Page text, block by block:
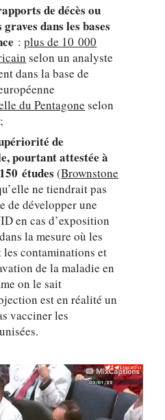
de décès ou
dans les bases
:plus de 10 000
selon un analyste
dans la base de
du Pentagone selon
de
pourtant attestée à
études (Brownstone
ne tiendrait pas
de développer une
en cas d’exposition
la mesure où les
contaminations et
de la maladie en
on le sait
est en réalité un
vacciner les